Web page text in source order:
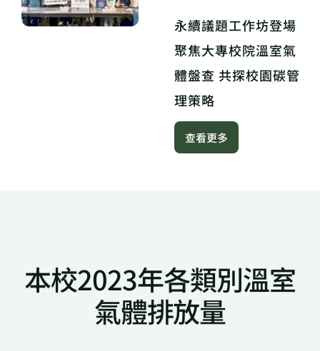
永續議題工作坊登場
聚焦大專校院溫室氣
體盤查 共探校園碳管
理策略
查看更多
本校2023年各類別溫室
氣體排放量